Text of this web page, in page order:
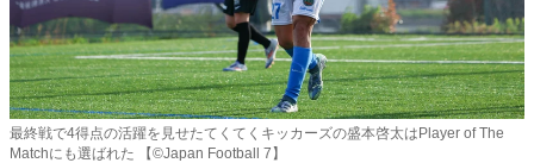
最終戦で4得点の活躍を見せたてくてくキッカーズの盛本啓太はPlayer of The
Matchにも選ばれた 【©️Japan Football 7】